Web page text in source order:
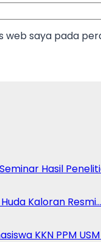
web saya pada
Hasil
Kaloran Resmi…
KKN PPM